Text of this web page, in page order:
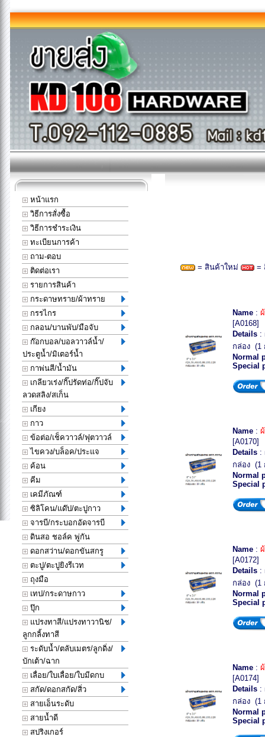
หน้าแรก
วิธีการสั่งซื้อ
วิธีการชำระเงิน
ทะเบียนการค้า
ถาม-ตอบ
ติดต่อเรา
รายการสินค้า
กระดาษทราย/ผ้าทราย
กรรไกร
กลอน/บานพับ/มือจับ
ก๊อกบอล/บอลวาวล์น้ำ/
ประตูน้ำ/มิเตอร์น้ำ
กาพ่นสี/น้ำมัน
เกลียวเร่ง/กิ๊ปรัดท่อ/กิ๊ปจับ
ลวดสลิง/สเก็น
เกียง
กาว
ข้อต่อ/เช็ควาวล์/ฟุตวาวล์
ไขควง/บล็อค/ประแจ
ค้อน
คีม
เคมีภัณฑ์
ซิลิโคน/แด๊ป/ตะปูกาว
จารบี/กระบอกอัดจารบี
ดินสอ ชอล์ค พู่กัน
ดอกสว่าน/ดอกขันสกรู
ตะปู/ตะปูยิงรีเวท
ถุงมือ
เทป/กระดาษกาว
ปุ๊ก
แปรงทาสี/แปรงทาวานิช/
ลูกกลิ้งทาสี
ระดับน้ำ/ตลับเมตร/ลูกดิ่ง/
บักเต้า/ฉาก
เลื่อย/ใบเลื่อย/ใบมีดกบ
สกัด/ดอกสกัด/สิ่ว
สายเอ็นระดับ
สายน้ำดี
สปริงเกอร์
= สินค้าใหม่ =
Name :
[A0168]
Details :
กล่อง (1
Normal
Special
Name :
[A0170]
Details :
กล่อง (1
Normal
Special
Name :
[A0172]
Details :
กล่อง (1
Normal
Special
Name :
[A0174]
Details :
กล่อง (1
Normal
Special